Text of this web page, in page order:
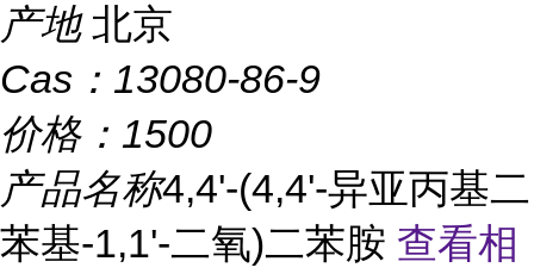
产地 北京
Cas： 13080-86-9
价格： 1500
产品名称4,4'-(4,4'-异亚丙基二
苯基-1,1'-二氧)二苯胺 查看相